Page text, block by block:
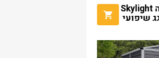
מחסן גינה Skylight